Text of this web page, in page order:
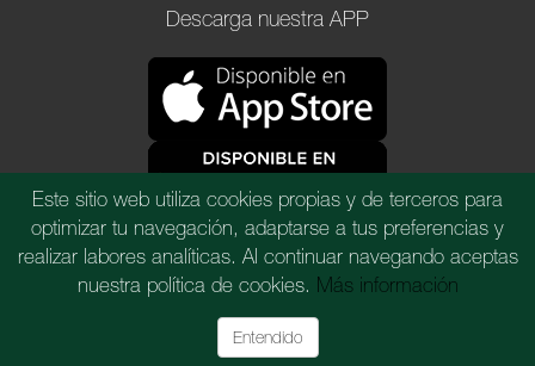
Descarga nuestra APP
Vic VanHA CONFIADO EN NOSOTROS SU PRESENCIA DIGITAL.VISITA
INVENTARIO.PRO
Este sitio web utiliza cookies propias y de terceros para
optimizar tu navegación, adaptarse a tus preferencias y
realizar labores analíticas. Al continuar navegando aceptas
nuestra política de cookies. Más información
Entendido